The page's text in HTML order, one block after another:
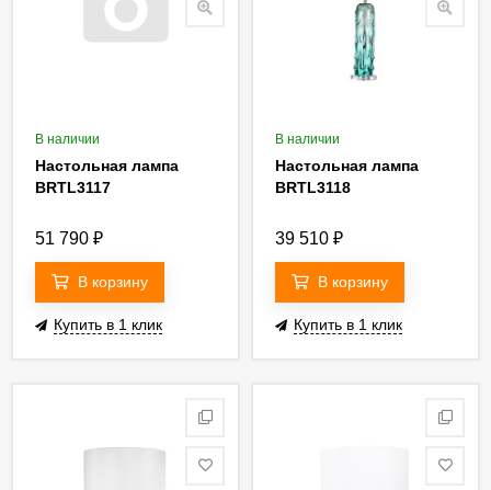
В наличии
Настольная лампа
BRTL3117
51 790 ₽
В корзину
Купить в 1 клик
В наличии
Настольная лампа
BRTL3118
39 510 ₽
В корзину
Купить в 1 клик